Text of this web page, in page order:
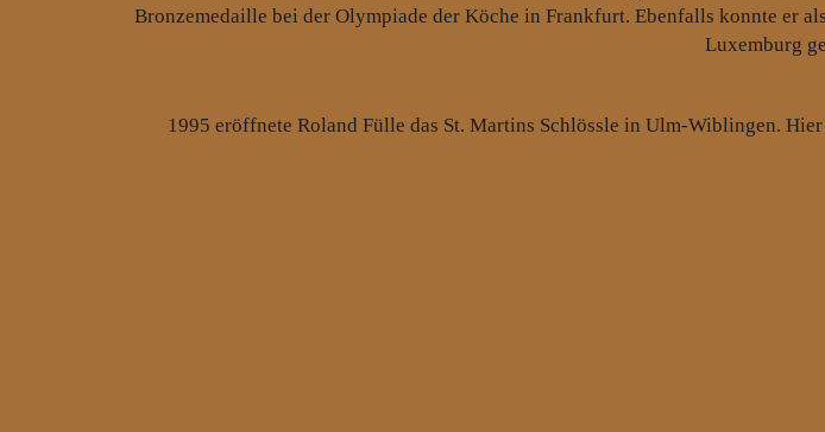
Bronzemedaille bei der Olympiade der Köche in Frankfurt. Ebenfalls konnte er
Luxemburg
1995 eröffnete Roland Fülle das St. Martins Schlössle in Ulm-Wiblingen.